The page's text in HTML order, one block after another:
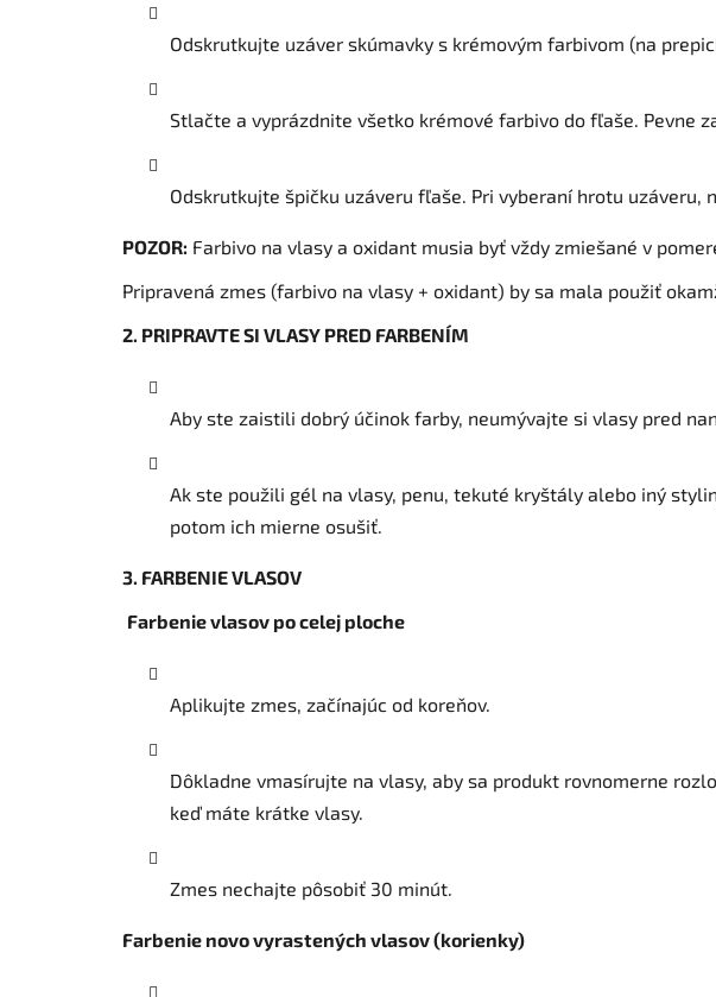
Odskrutkujte uzáver skúmavky s krémovým farbivom (na
Stlačte a vyprázdnite všetko krémové farbivo do fľaše. Pevne
Odskrutkujte špičku uzáveru fľaše. Pri vyberaní hrotu
POZOR: Farbivo na vlasy a oxidant musia byť vždy zmiešané v
Pripravená zmes (farbivo na vlasy + oxidant) by sa mala použiť
2. PRIPRAVTE SI VLASY PRED FARBENÍM
Aby ste zaistili dobrý účinok farby, neumývajte si vlasy pred
Ak ste použili gél na vlasy, penu, tekuté kryštály alebo iný
potom ich mierne osušiť.
3. FARBENIE VLASOV
Farbenie vlasov po celej ploche
Aplikujte zmes, začínajúc od koreňov.
Dôkladne vmasírujte na vlasy, aby sa produkt rovnomerne
keď máte krátke vlasy.
Zmes nechajte pôsobiť 30 minút.
Farbenie novo vyrastených vlasov (korienky)